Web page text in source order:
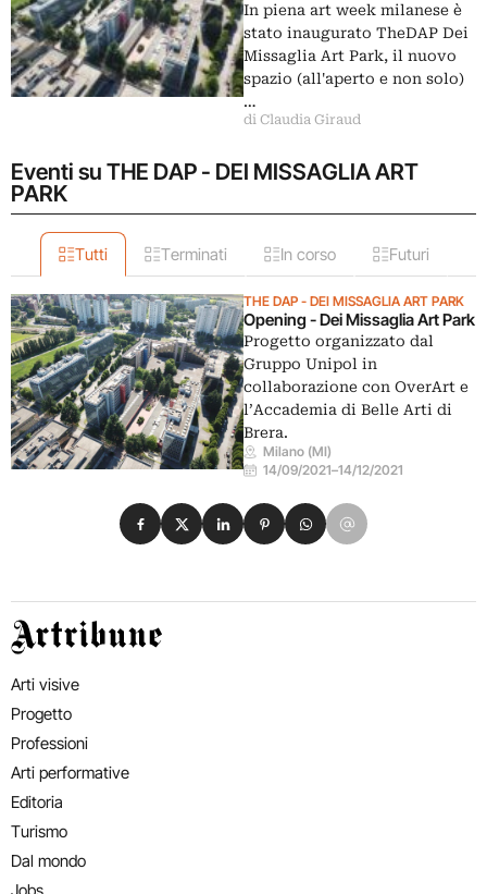
In piena art week milanese è
stato inaugurato TheDAP Dei
Missaglia Art Park, il nuovo
spazio (all'aperto e non solo)
…
di Claudia Giraud
Eventi su THE DAP - DEI MISSAGLIA ART
PARK
Tutti Terminati In corso Futuri
THE DAP - DEI MISSAGLIA ART PARK
Opening - Dei Missaglia Art Park
Progetto organizzato dal
Gruppo Unipol in
collaborazione con OverArt e
l’Accademia di Belle Arti di
Brera.
Milano (MI)
14/09/2021–14/12/2021
Condividi su Facebook
Condividi su X
Condividi su LinkedIn
Condividi su Pinterest
Condividi su WhatsApp
Condividi su Email
Artribune
Arti visive
Progetto
Professioni
Arti performative
Editoria
Turismo
Dal mondo